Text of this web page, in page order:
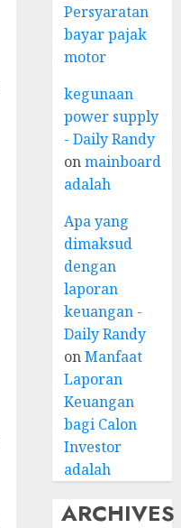
Persyaratan
bayar pajak
motor
kegunaan
power supply
- Daily Randy
onmainboard
adalah
Apa yang
dimaksud
dengan
laporan
keuangan -
Daily Randy
onManfaat
Laporan
Keuangan
bagi Calon
Investor
adalah
ARCHIVES